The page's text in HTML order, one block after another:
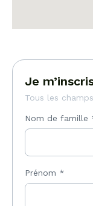
Je
Tous les
Nom de famille
Prénom *